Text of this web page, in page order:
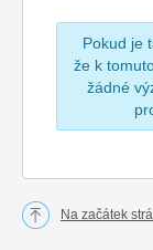
Pokud je
že k
žádné
Na začátek